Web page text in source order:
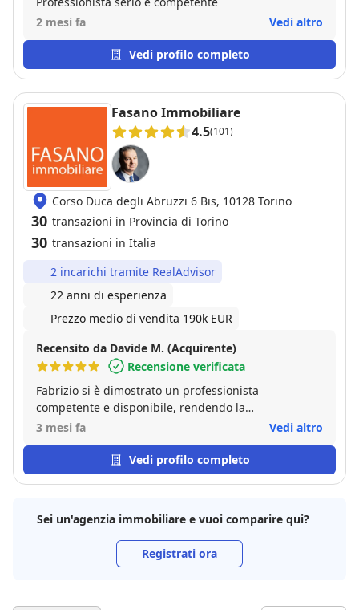
2 mesi fa
Vedi altro
Vedi profilo completo
Fasano Immobiliare
4.5(101)
Corso Duca degli Abruzzi 6 Bis, 10128 Torino
30 transazioni in Provincia di Torino
30 transazioni in Italia
2 incarichi tramite RealAdvisor
22 anni di esperienza
Prezzo medio di vendita 190k EUR
Recensito da Davide M. (Acquirente)
Recensione verificata
Fabrizio si è dimostrato un professionista
competente e disponibile, rendendo la
compravendita semplice e serena in ogni fase.
3 mesi fa Vedi altro
Vedi profilo completo
Sei un'agenzia immobiliare e vuoi comparire qui?
Registrati ora